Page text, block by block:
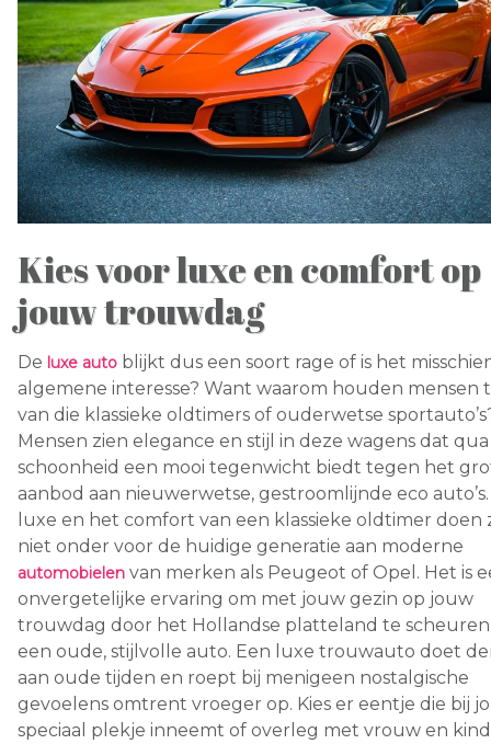
Kies voor luxe en comfort op
jouw trouwdag
De luxe auto blijkt dus een soort rage of is het
algemene interesse? Want waarom houden mensen
van die klassieke oldtimers of ouderwetse
Mensen zien elegance en stijl in deze wagens dat qua
schoonheid een mooi tegenwicht biedt tegen het
aanbod aan nieuwerwetse, gestroomlijnde eco
luxe en het comfort van een klassieke oldtimer doen
niet onder voor de huidige generatie aan moderne
automobielen van merken als Peugeot of Opel. Het is
onvergetelijke ervaring om met jouw gezin op jouw
trouwdag door het Hollandse platteland te
een oude, stijlvolle auto. Een luxe trouwauto doet
aan oude tijden en roept bij menigeen nostalgische
gevoelens omtrent vroeger op. Kies er eentje die bij
speciaal plekje inneemt of overleg met vrouw en